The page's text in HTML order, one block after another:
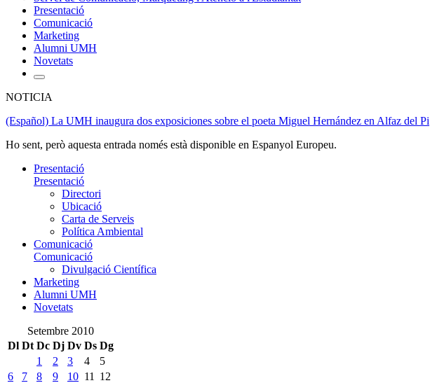
Presentació
Comunicació
Marketing
Alumni UMH
Novetats
NOTICIA
(Español) La UMH inaugura dos exposiciones sobre el poeta Miguel Hernández en Alfaz del Pi
Ho sent, però aquesta entrada només està disponible en Espanyol Europeu.
Presentació
Presentació
Directori
Ubicació
Carta de Serveis
Política Ambiental
Comunicació
Comunicació
Divulgació Científica
Marketing
Alumni UMH
Novetats
Setembre 2010
Dl Dt Dc Dj Dv Ds Dg
1
2 3 4
5
6
7 8 9 10 11
12